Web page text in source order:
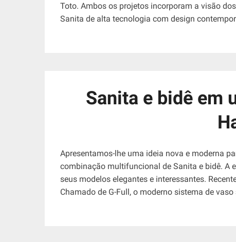
Toto. Ambos os projetos incorporam a visão
Sanita de alta tecnologia com design
Sanita e bidê em
Apresentamos-lhe uma ideia nova e moderna
combinação multifuncional de Sanita e bidê. A
seus modelos elegantes e interessantes.
Chamado de G-Full, o moderno sistema de